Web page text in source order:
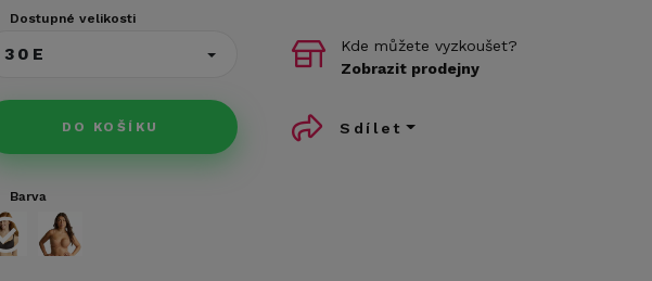
Dostupné velikosti
30E
DO KOŠÍKU
Kde můžete vyzkoušet?
Zobrazit prodejny
Sdílet
Barva